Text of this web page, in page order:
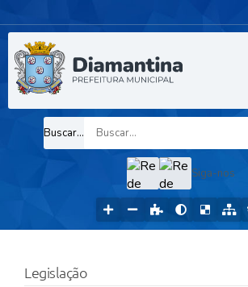
Buscar...
Siga-nos
Legislação